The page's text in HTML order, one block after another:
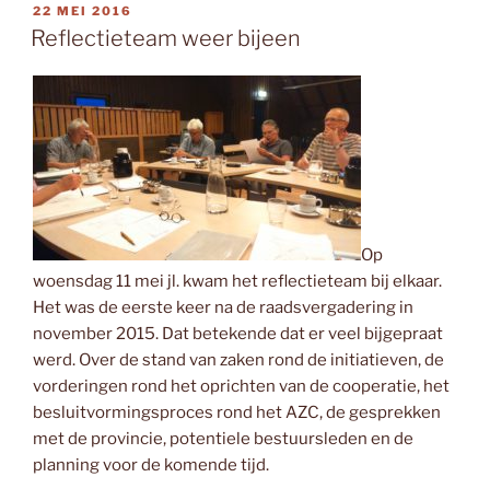
GEPLAATST
OP
22 MEI 2016
Reflectieteam weer bijeen
Op
woensdag 11 mei jl. kwam het reflectieteam bij elkaar.
Het was de eerste keer na de raadsvergadering in
november 2015. Dat betekende dat er veel bijgepraat
werd. Over de stand van zaken rond de initiatieven, de
vorderingen rond het oprichten van de cooperatie, het
besluitvormingsproces rond het AZC, de gesprekken
met de provincie, potentiele bestuursleden en de
planning voor de komende tijd.